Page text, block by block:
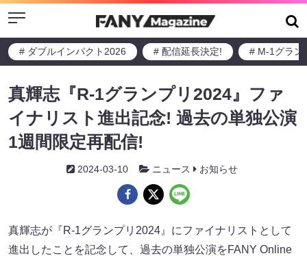
Menu
# ダブルインパクト2026 # 配信延長決定! # M-1グラン
真輝志『R-1グランプリ2024』ファ
イナリスト進出記念! 過去の単独公演
1週間限定再配信!
2024-03-10 ニュース お知らせ
真輝志が『R-1グランプリ2024』にファイナリストとして
進出したことを記念して、過去の単独公演をFANY Online